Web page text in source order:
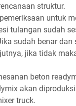
struktur.
untuk
tulangan sudah
sudah benar
jika tidak
beton
akan
truck.